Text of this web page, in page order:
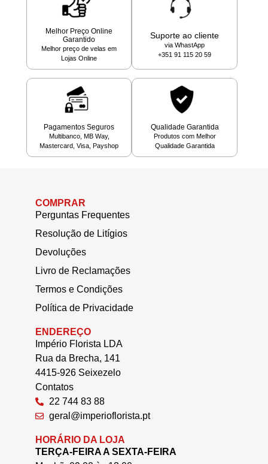
Melhor Preço Online
Garantido
Melhor preço de velas em
Lojas Online
Suporte ao cliente
via WhastApp
+351 91 115 20 59
Pagamentos Seguros
Multibanco, MB Way,
Mastercard, Visa, Payshop
Qualidade Garantida
Produtos com Melhor
Qualidade Garantida
COMPRAR
Perguntas Frequentes
Resolução de Litígios
Devoluções
Livro de Reclamações
Termos e Condições
Política de Privacidade
ENDEREÇO
Império Florista LDA
Rua da Brecha, 141
4415-926 Seixezelo
Contatos
22 744 83 88
geral@imperioflorista.pt
HORÁRIO DA LOJA
TERÇA-FEIRA A SEXTA-FEIRA